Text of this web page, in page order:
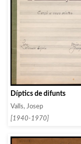
Díptics de difunts
Valls, Josep
[1940-1970]